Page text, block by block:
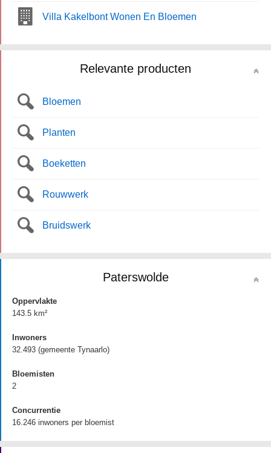
Villa Kakelbont Wonen En Bloemen
Relevante producten
Bloemen
Planten
Boeketten
Rouwwerk
Bruidswerk
Paterswolde
Oppervlakte
143.5 km²
Inwoners
32.493 (gemeente Tynaarlo)
Bloemisten
2
Concurrentie
16.246 inwoners per bloemist